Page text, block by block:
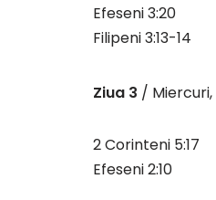
Efeseni 3:20
Filipeni 3:13-14
Ziua 3 / Miercuri,
2 Corinteni 5:17
Efeseni 2:10